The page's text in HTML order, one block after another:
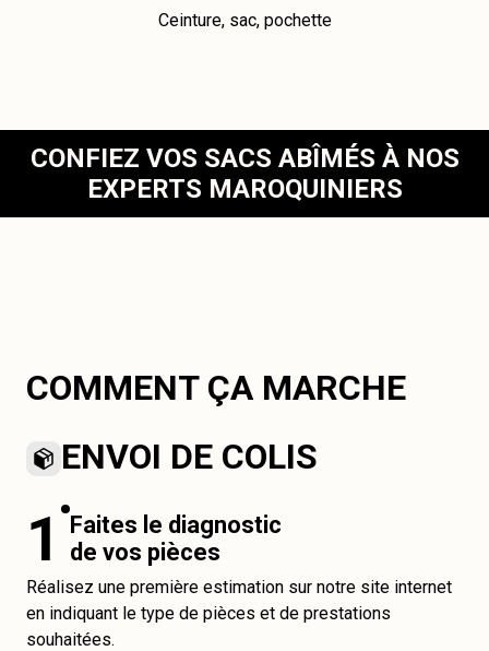
Ceinture, sac, pochette
CONFIEZ VOS SACS ABÎMÉS À NOS
EXPERTS MAROQUINIERS
COMMENT ÇA MARCHE
ENVOI DE COLIS
1
Faites le diagnostic
de vos pièces
Réalisez une première estimation sur notre site internet
en indiquant le type de pièces et de prestations
souhaitées.